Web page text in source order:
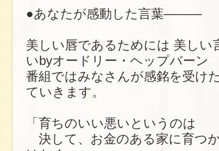
●あなたが感動した言葉―――
美しい唇であるためには 美しい
いbyオードリー・ヘップバーン
番組ではみなさんが感銘を受け
ていきます。
「育ちのいい悪いというのは
決して、お金のある家に育つ